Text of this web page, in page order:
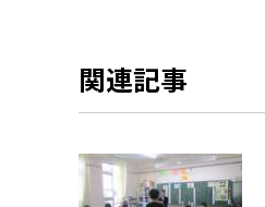
関連記事